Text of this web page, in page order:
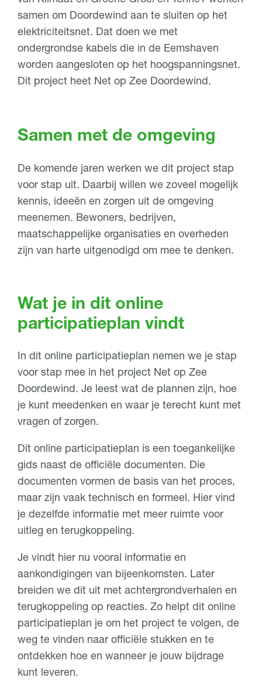
In dit online participatieplan nemen we je stap
voor stap mee in het project Net op Zee
Doordewind. Je leest wat de plannen zijn, hoe
je kunt meedenken en waar je terecht kunt met
vragen of zorgen.
Dit online participatieplan is een toegankelijke
gids naast de officiële documenten. Die
documenten vormen de basis van het proces,
maar zijn vaak technisch en formeel. Hier vind
je dezelfde informatie met meer ruimte voor
uitleg en terugkoppeling.
Je vindt hier nu vooral informatie en
aankondigingen van bijeenkomsten. Later
breiden we dit uit met achtergrondverhalen en
terugkoppeling op reacties. Zo helpt dit online
participatieplan je om het project te volgen, de
weg te vinden naar officiële stukken en te
ontdekken hoe en wanneer je jouw bijdrage
kunt leveren.
Wat je in dit online
participatieplan vindt
De komende jaren werken we dit project stap
voor stap uit. Daarbij willen we zoveel mogelijk
kennis, ideeën en zorgen uit de omgeving
meenemen. Bewoners, bedrijven,
maatschappelijke organisaties en overheden
zijn van harte uitgenodigd om mee te denken.
Samen met de omgeving
samen om Doordewind aan te sluiten op het
elektriciteitsnet. Dat doen we met
ondergrondse kabels die in de Eemshaven
worden aangesloten op het hoogspanningsnet.
Dit project heet Net op Zee Doordewind.